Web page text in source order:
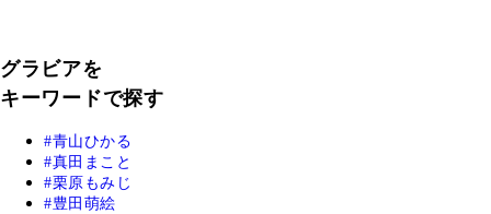
グラビアを
キーワードで探す
青山ひかる
真田まこと
栗原もみじ
豊田萌絵